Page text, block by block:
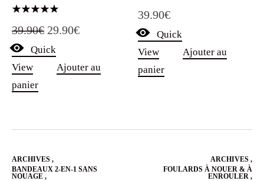
5.00
39.90€ Le
prix
initial
29.90€Le
actuel
Quick
View
Ajouter au
panier
39.90€
Quick
View
Ajouter au
panier
ARCHIVES ,
BANDEAUX 2-EN-1 SANS
NOUAGE ,
ARCHIVES ,
FOULARDS À NOUER & À
ENROULER ,